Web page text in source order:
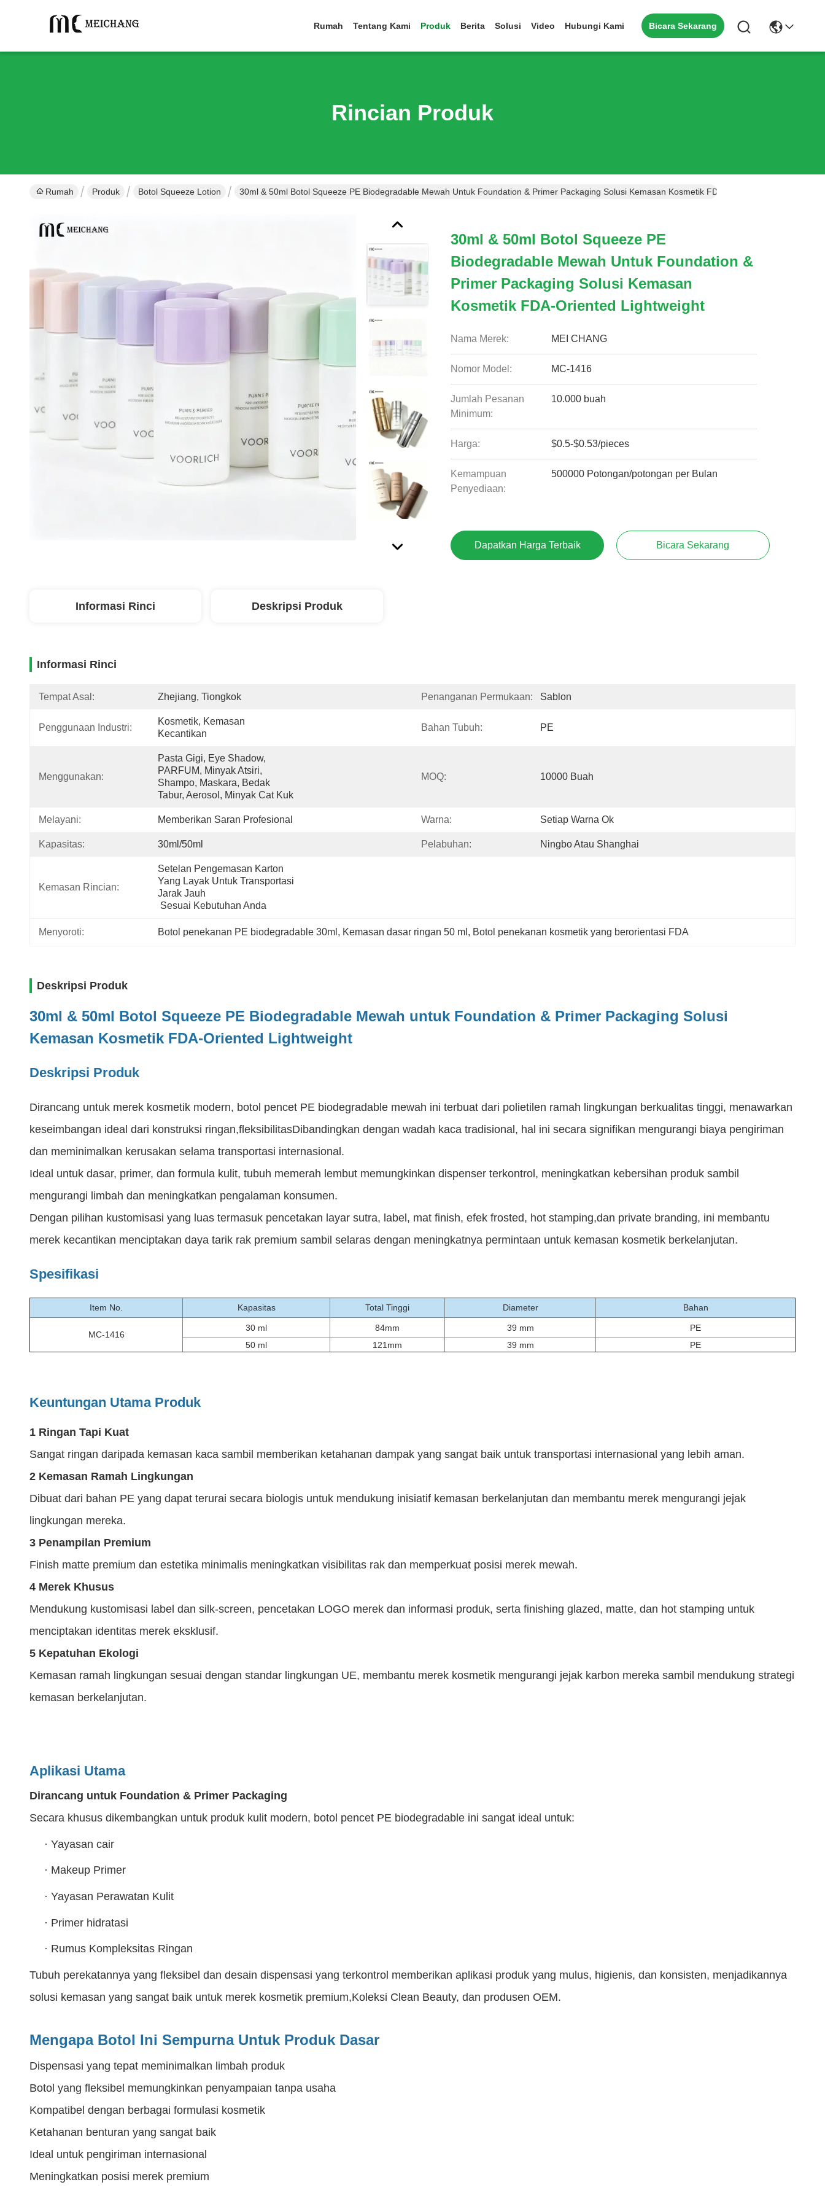
Rumah Tentang Kami Produk Berita Solusi Video Hubungi Kami Bicara Sekarang
Rincian Produk
Rumah Produk Botol Squeeze Lotion 30ml & 50ml Botol Squeeze PE Biodegradable Mewah Untuk Foundation & Primer Packaging Solusi Kemasan Kosmetik FDA-Oriented Lightweight
30ml & 50ml Botol Squeeze PE
Biodegradable Mewah Untuk Foundation &
Primer Packaging Solusi Kemasan
Kosmetik FDA-Oriented Lightweight
Nama Merek: MEI CHANG
Nomor Model: MC-1416
Jumlah Pesanan
Minimum:
10.000 buah
Harga: $0.5-$0.53/pieces
Kemampuan
Penyediaan:
500000 Potongan/potongan per Bulan
Dapatkan Harga Terbaik Bicara Sekarang
Informasi Rinci Deskripsi Produk
Informasi Rinci
Tempat Asal: Zhejiang, Tiongkok Penanganan Permukaan: Sablon
Penggunaan Industri:
Kosmetik, Kemasan
Kecantikan
Bahan Tubuh: PE
Menggunakan:
Pasta Gigi, Eye Shadow,
PARFUM, Minyak Atsiri,
Shampo, Maskara, Bedak
Tabur, Aerosol, Minyak Cat Kuk
MOQ: 10000 Buah
Melayani: Memberikan Saran Profesional Warna: Setiap Warna Ok
Kapasitas: 30ml/50ml Pelabuhan: Ningbo Atau Shanghai
Kemasan Rincian:
Setelan Pengemasan Karton
Yang Layak Untuk Transportasi
Jarak Jauh
Sesuai Kebutuhan Anda
Menyoroti: Botol penekanan PE biodegradable 30ml , Kemasan dasar ringan 50 ml , Botol penekanan kosmetik yang berorientasi FDA
Deskripsi Produk
30ml & 50ml Botol Squeeze PE Biodegradable Mewah untuk Foundation & Primer Packaging Solusi
Kemasan Kosmetik FDA-Oriented Lightweight
Deskripsi Produk
Dirancang untuk merek kosmetik modern, botol pencet PE biodegradable mewah ini terbuat dari polietilen ramah lingkungan berkualitas tinggi, menawarkan
keseimbangan ideal dari konstruksi ringan,fleksibilitasDibandingkan dengan wadah kaca tradisional, hal ini secara signifikan mengurangi biaya pengiriman
dan meminimalkan kerusakan selama transportasi internasional.
Ideal untuk dasar, primer, dan formula kulit, tubuh memerah lembut memungkinkan dispenser terkontrol, meningkatkan kebersihan produk sambil
mengurangi limbah dan meningkatkan pengalaman konsumen.
Dengan pilihan kustomisasi yang luas termasuk pencetakan layar sutra, label, mat finish, efek frosted, hot stamping,dan private branding, ini membantu
merek kecantikan menciptakan daya tarik rak premium sambil selaras dengan meningkatnya permintaan untuk kemasan kosmetik berkelanjutan.
Spesifikasi
Item No. Kapasitas Total Tinggi Diameter Bahan
MC-1416
30 ml 84mm 39 mm
PE
50 ml
121mm 39 mm PE
Keuntungan Utama Produk
1 Ringan Tapi Kuat
Sangat ringan daripada kemasan kaca sambil memberikan ketahanan dampak yang sangat baik untuk transportasi internasional yang lebih aman.
2 Kemasan Ramah Lingkungan
Dibuat dari bahan PE yang dapat terurai secara biologis untuk mendukung inisiatif kemasan berkelanjutan dan membantu merek mengurangi jejak
lingkungan mereka.
3 Penampilan Premium
Finish matte premium dan estetika minimalis meningkatkan visibilitas rak dan memperkuat posisi merek mewah.
4 Merek Khusus
Mendukung kustomisasi label dan silk-screen, pencetakan LOGO merek dan informasi produk, serta finishing glazed, matte, dan hot stamping untuk
menciptakan identitas merek eksklusif.
5 Kepatuhan Ekologi
Kemasan ramah lingkungan sesuai dengan standar lingkungan UE, membantu merek kosmetik mengurangi jejak karbon mereka sambil mendukung strategi
kemasan berkelanjutan.
Aplikasi Utama
Dirancang untuk Foundation & Primer Packaging
Secara khusus dikembangkan untuk produk kulit modern, botol pencet PE biodegradable ini sangat ideal untuk:
· Yayasan cair
· Makeup Primer
· Yayasan Perawatan Kulit
· Primer hidratasi
· Rumus Kompleksitas Ringan
Tubuh perekatannya yang fleksibel dan desain dispensasi yang terkontrol memberikan aplikasi produk yang mulus, higienis, dan konsisten, menjadikannya
solusi kemasan yang sangat baik untuk merek kosmetik premium,Koleksi Clean Beauty, dan produsen OEM.
Mengapa Botol Ini Sempurna Untuk Produk Dasar
Dispensasi yang tepat meminimalkan limbah produk
Botol yang fleksibel memungkinkan penyampaian tanpa usaha
Kompatibel dengan berbagai formulasi kosmetik
Ketahanan benturan yang sangat baik
Ideal untuk pengiriman internasional
Meningkatkan posisi merek premium